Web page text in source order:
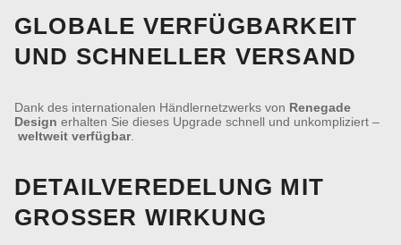
GLOBALE VERFÜGBARKEIT
UND SCHNELLER VERSAND
Dank des internationalen Händlernetzwerks von Renegade
Design erhalten Sie dieses Upgrade schnell und unkompliziert –
weltweit verfügbar.
DETAILVEREDELUNG MIT
GROSSER WIRKUNG